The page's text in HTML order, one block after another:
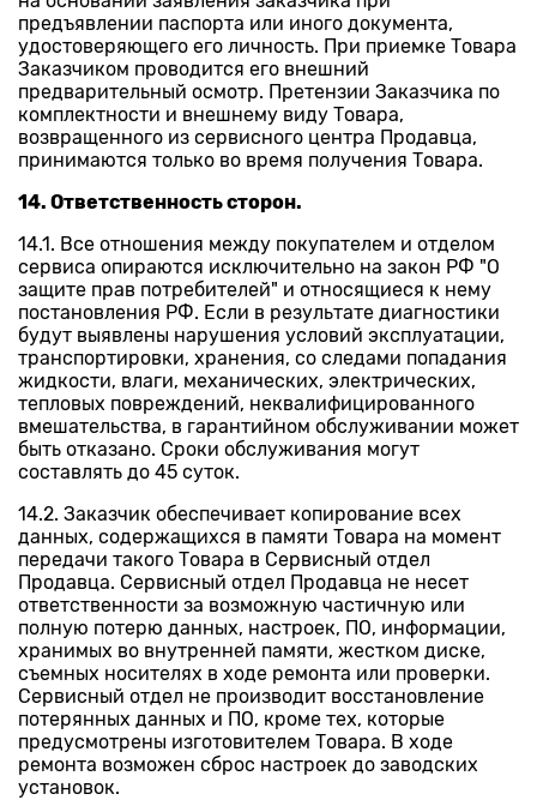
предъявлении паспорта или иного документа,
удостоверяющего его личность. При приемке Товара
Заказчиком проводится его внешний
предварительный осмотр. Претензии Заказчика по
комплектности и внешнему виду Товара,
возвращенного из сервисного центра Продавца,
принимаются только во время получения Товара.
14. Ответственность сторон.
14.1. Все отношения между покупателем и отделом
сервиса опираются исключительно на закон РФ "О
защите прав потребителей" и относящиеся к нему
постановления РФ. Если в результате диагностики
будут выявлены нарушения условий эксплуатации,
транспортировки, хранения, со следами попадания
жидкости, влаги, механических, электрических,
тепловых повреждений, неквалифицированного
вмешательства, в гарантийном обслуживании может
быть отказано. Сроки обслуживания могут
составлять до 45 суток.
14.2. Заказчик обеспечивает копирование всех
данных, содержащихся в памяти Товара на момент
передачи такого Товара в Сервисный отдел
Продавца. Сервисный отдел Продавца не несет
ответственности за возможную частичную или
полную потерю данных, настроек, ПО, информации,
хранимых во внутренней памяти, жестком диске,
съемных носителях в ходе ремонта или проверки.
Сервисный отдел не производит восстановление
потерянных данных и ПО, кроме тех, которые
предусмотрены изготовителем Товара. В ходе
ремонта возможен сброс настроек до заводских
установок.